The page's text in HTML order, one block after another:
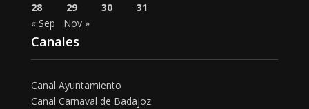
28
29 30
31
« Sep
Nov »
Canales
Canal Ayuntamiento
Canal Carnaval de Badajoz